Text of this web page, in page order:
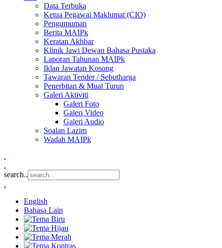
Data Terbuka
Ketua Pegawai Maklumat (CIO)
Pengumuman
Berita MAIPk
Keratan Akhbar
Klinik Jawi Dewan Bahasa Pustaka
Laporan Tahunan MAIPk
Iklan Jawatan Kosong
Tawaran Tender / Sebutharga
Penerbitan & Muat Turun
Galeri Aktiviti
Galeri Foto
Galeri Video
Galeri Audio
Soalan Lazim
Wadah MAIPk
.
.
search..
.
English
Bahasa Lain